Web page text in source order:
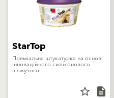
StarTop
Преміальна штукатурка на основі
інноваційного силіконового
в'яжучого
star_border description